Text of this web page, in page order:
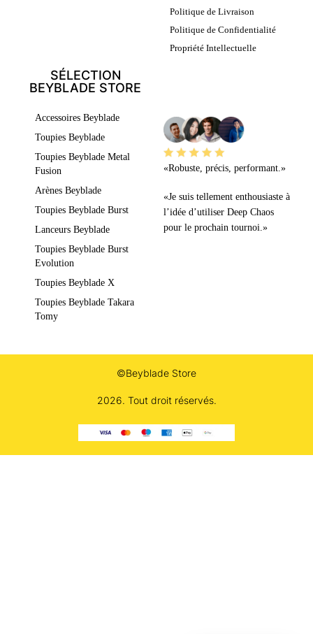
Politique de Livraison
Politique de Confidentialité
Propriété Intellectuelle
SÉLECTION
BEYBLADE STORE
Accessoires Beyblade
Toupies Beyblade
Toupies Beyblade Metal
Fusion
Arènes Beyblade
Toupies Beyblade Burst
Lanceurs Beyblade
Toupies Beyblade Burst
Evolution
Toupies Beyblade X
Toupies Beyblade Takara
Tomy
«Robuste, précis, performant.»
«Je suis tellement enthousiaste à
l’idée d’utiliser Deep Chaos
pour le prochain tournoi.»
©Beyblade Store
2026. Tout droit réservés.